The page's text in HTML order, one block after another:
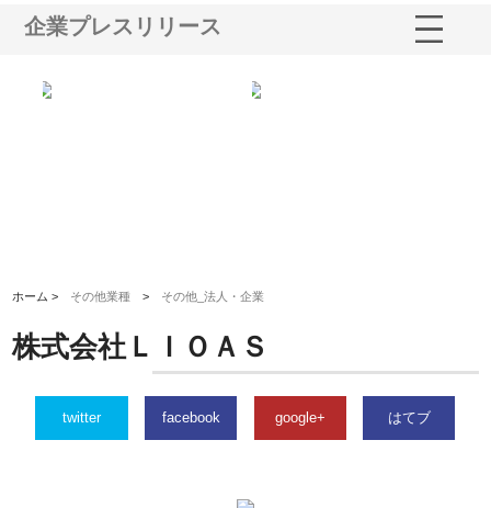
企業プレスリリース
ホーム > その他業種 > その他_法人・企業
株式会社ＬＩＯＡＳ
twitter facebook google+ はてブ